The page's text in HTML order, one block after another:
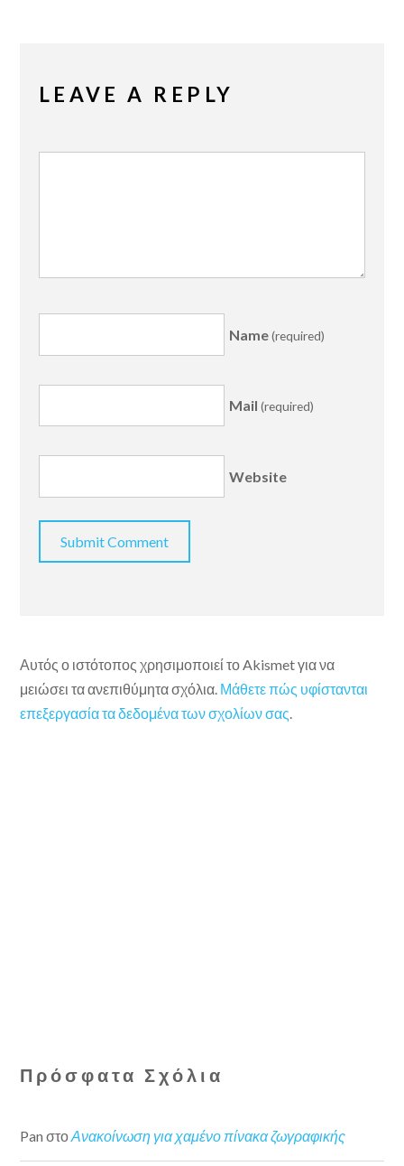
LEAVE A REPLY
Name(required)
Mail (required)
Website
Αυτός ο ιστότοπος χρησιμοποιεί το Akismet για να
μειώσει τα ανεπιθύμητα σχόλια. Μάθετε πώς υφίστανται
επεξεργασία τα δεδομένα των σχολίων σας.
Πρόσφατα Σχόλια
Pan στοΑνακοίνωση για χαμένο πίνακα ζωγραφικής